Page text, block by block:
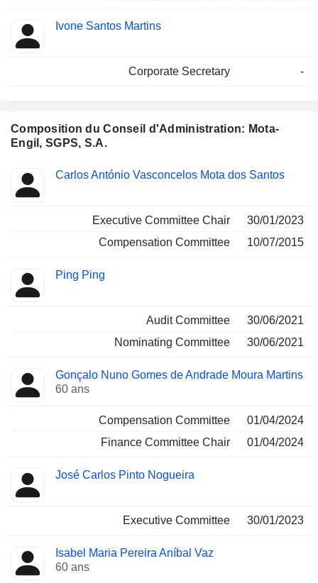
Ivone Santos Martins
Corporate Secretary -
Composition du Conseil d'Administration: Mota-
Engil, SGPS, S.A.
Administrateur Comités
Carlos António Vasconcelos Mota dos Santos
Executive Committee Chair
30/01/2023
Compensation Committee
10/07/2015
Ping Ping
Audit Committee
30/06/2021
Nominating Committee
30/06/2021
Gonçalo Nuno Gomes de Andrade Moura Martins
60 ans
Compensation Committee
01/04/2024
Finance Committee Chair
01/04/2024
José Carlos Pinto Nogueira
Executive Committee 30/01/2023
Isabel Maria Pereira Aníbal Vaz
60 ans